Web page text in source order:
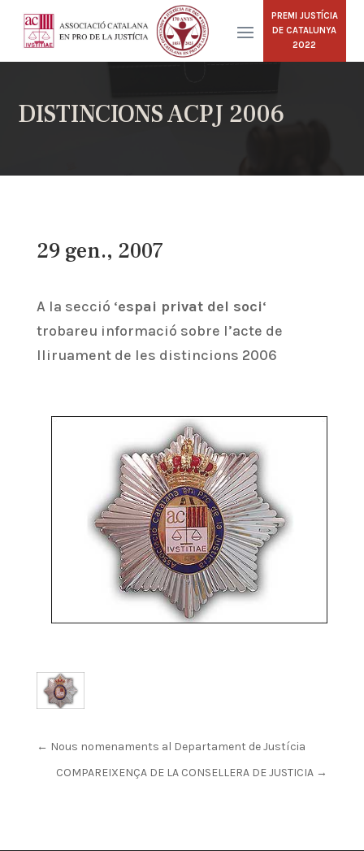
PREMI JUSTÍCIA
DE CATALUNYA
2022
DISTINCIONS ACPJ 2006
29 gen., 2007
A la secció ‘espai privat del soci‘
trobareu informació sobre l’acte de
lliruament de les distincions 2006
← Nous nomenaments al Departament de Justícia
COMPAREIXENÇA DE LA CONSELLERA DE JUSTICIA →